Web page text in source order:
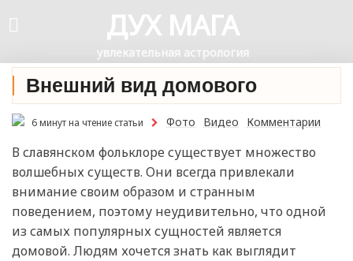
ДУХ МАГА
увлекательная астрология
Внешний вид домового
6 минут на чтение статьи Фото Видео Комментарии
В славянском фольклоре существует множество
волшебных существ. Они всегда привлекали
внимание своим образом и странным
поведением, поэтому неудивительно, что одной
из самых популярных сущностей является
домовой. Людям хочется знать как выглядит